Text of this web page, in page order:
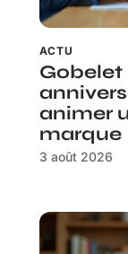
ACTU
Gobelet
animer
marque
3 août 2026